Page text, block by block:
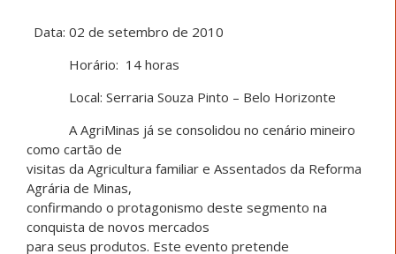
Data: 02 de setembro de 2010
Horário: 14 horas
Local: Serraria Souza Pinto – Belo Horizonte
A AgriMinas já se consolidou no cenário mineiro
como cartão de
visitas da Agricultura familiar e Assentados da Reforma
Agrária de Minas,
confirmando o protagonismo deste segmento na
conquista de novos mercados
para seus produtos. Este evento pretende